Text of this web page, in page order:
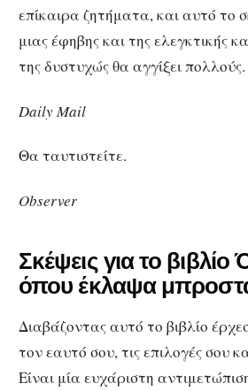
επίκαιρα ζητήματα, και αυτό το
μιας έφηβης και της ελεγκτικής
της δυστυχώς θα αγγίξει πολλούς.
Daily Mail
Θα ταυτιστείτε.
Observer
Σκέψεις για το
όπου έκλαψα
Διαβάζοντας αυτό το βιβλίο
τον εαυτό σου, τις επιλογές σου
Είναι μία ευχάριστη